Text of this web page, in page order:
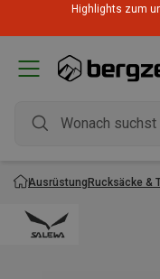
Highlights zum
AusrüstungRucksäcke &